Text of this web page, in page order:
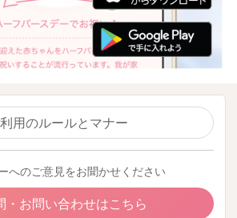
用のルールとマナー
へのご意見をお聞かせください
・お問い合わせはこちら